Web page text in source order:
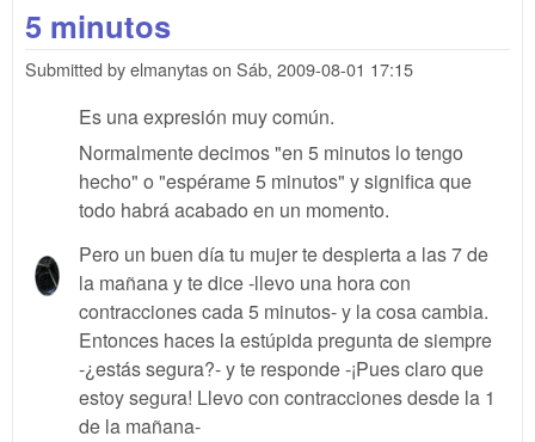
5 minutos
Submitted byelmanytason Sáb, 2009-08-01 17:15
Es una expresión muy común.
Normalmente decimos "en 5 minutos lo tengo
hecho" o "espérame 5 minutos" y significa que
todo habrá acabado en un momento.
Pero un buen día tu mujer te despierta a las 7 de
la mañana y te dice -llevo una hora con
contracciones cada 5 minutos- y la cosa cambia.
Entonces haces la estúpida pregunta de siempre
-¿estás segura?- y te responde -¡Pues claro que
estoy segura! Llevo con contracciones desde la 1
de la mañana-